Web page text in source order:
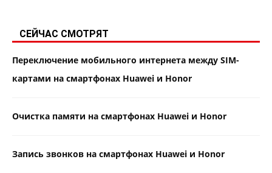
СЕЙЧАС СМОТРЯТ
Переключение мобильного интернета между SIM-
картами на смартфонах Huawei и Honor
Очистка памяти на смартфонах Huawei и Honor
Запись звонков на смартфонах Huawei и Honor